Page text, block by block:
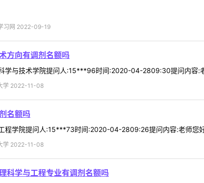
习网 2022-09-19
方向有调剂名额吗
学与技术学院提问人:15***96时间:2020-04-2809:30提问内容:
学 2022-11-08
名额吗
程学院提问人:15***73时间:2020-04-2809:26提问内容:老师您
学 2022-11-08
科学与工程专业有调剂名额吗